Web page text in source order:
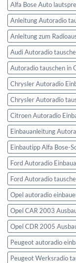
Alfa Bose Auto
Anleitung Autoradio
Anleitung zum
Audi Autoradio
Autoradio tauschen in
Chrysler Autoradio
Chrysler Autoradio
Citroen Autoradio
Einbauanleitung
Einbautipp Alfa Bose-
Ford Autoradio
Ford Autoradio
Opel autoradio
Opel CAR 2003
Opel CDR 2005
Peugeot autoradio
Peugeot Werksradio